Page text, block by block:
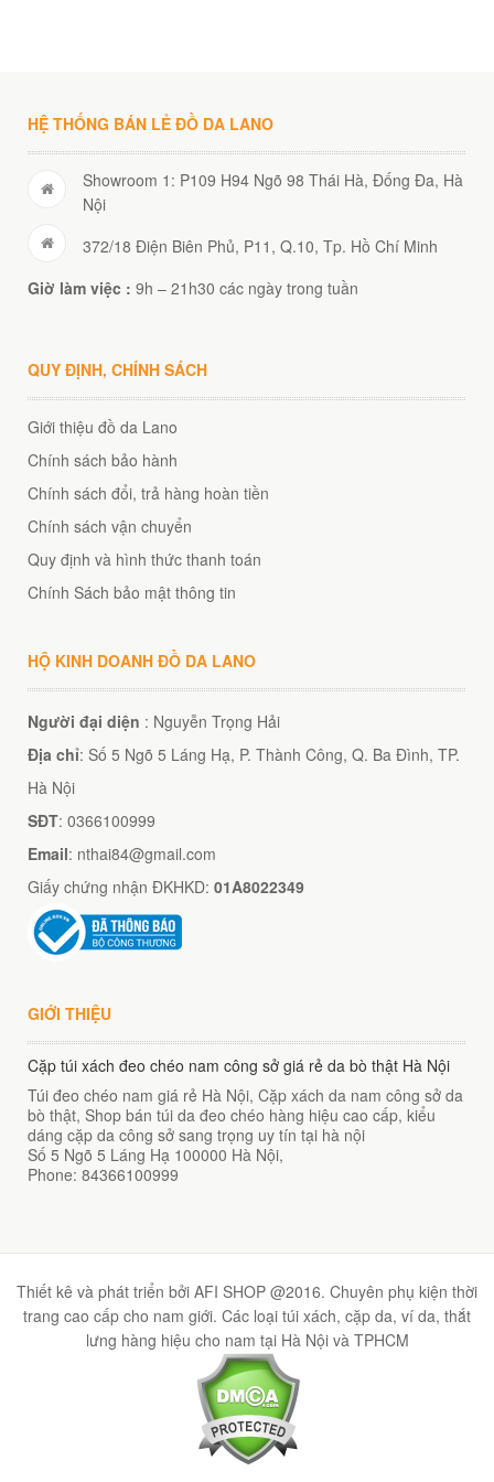
HỆ THỐNG BÁN LẺ ĐỒ DA LANO
Showroom 1: P109 H94 Ngõ 98 Thái Hà, Đống Đa, Hà
Nội
372/18 Điện Biên Phủ, P11, Q.10, Tp. Hồ Chí Minh
Giờ làm việc : 9h – 21h30 các ngày trong tuần
QUY ĐỊNH, CHÍNH SÁCH
Giới thiệu đồ da Lano
Chính sách bảo hành
Chính sách đổi, trả hàng hoàn tiền
Chính sách vận chuyển
Quy định và hình thức thanh toán
Chính Sách bảo mật thông tin
HỘ KINH DOANH ĐỒ DA LANO
Người đại diện : Nguyễn Trọng Hải
Địa chỉ: Số 5 Ngõ 5 Láng Hạ, P. Thành Công, Q. Ba Đình, TP.
Hà Nội
SĐT: 0366100999
Email: nthai84@gmail.com
Giấy chứng nhận ĐKHKD: 01A8022349
GIỚI THIỆU
Cặp túi xách đeo chéo nam công sở giá rẻ da bò thật Hà Nội
Túi đeo chéo nam giá rẻ Hà Nội, Cặp xách da nam công sở da
bò thật, Shop bán túi da đeo chéo hàng hiệu cao cấp, kiểu
dáng cặp da công sở sang trọng uy tín tại hà nội
Số 5 Ngõ 5 Láng Hạ 100000 Hà Nội,
Phone: 84366100999
Thiết kê và phát triển bởi AFI SHOP @2016. Chuyên phụ kiện thời
trang cao cấp cho nam giới. Các loại túi xách, cặp da, ví da, thắt
lưng hàng hiệu cho nam tại Hà Nội và TPHCM